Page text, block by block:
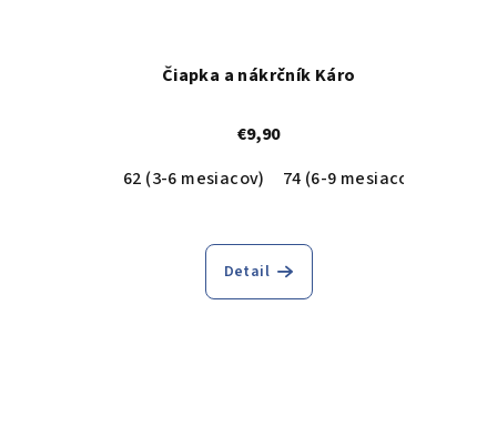
Čiapka a nákrčník Káro
€9,90
62 (3-6 mesiacov)
74 (6-9 mesiacov)
Detail